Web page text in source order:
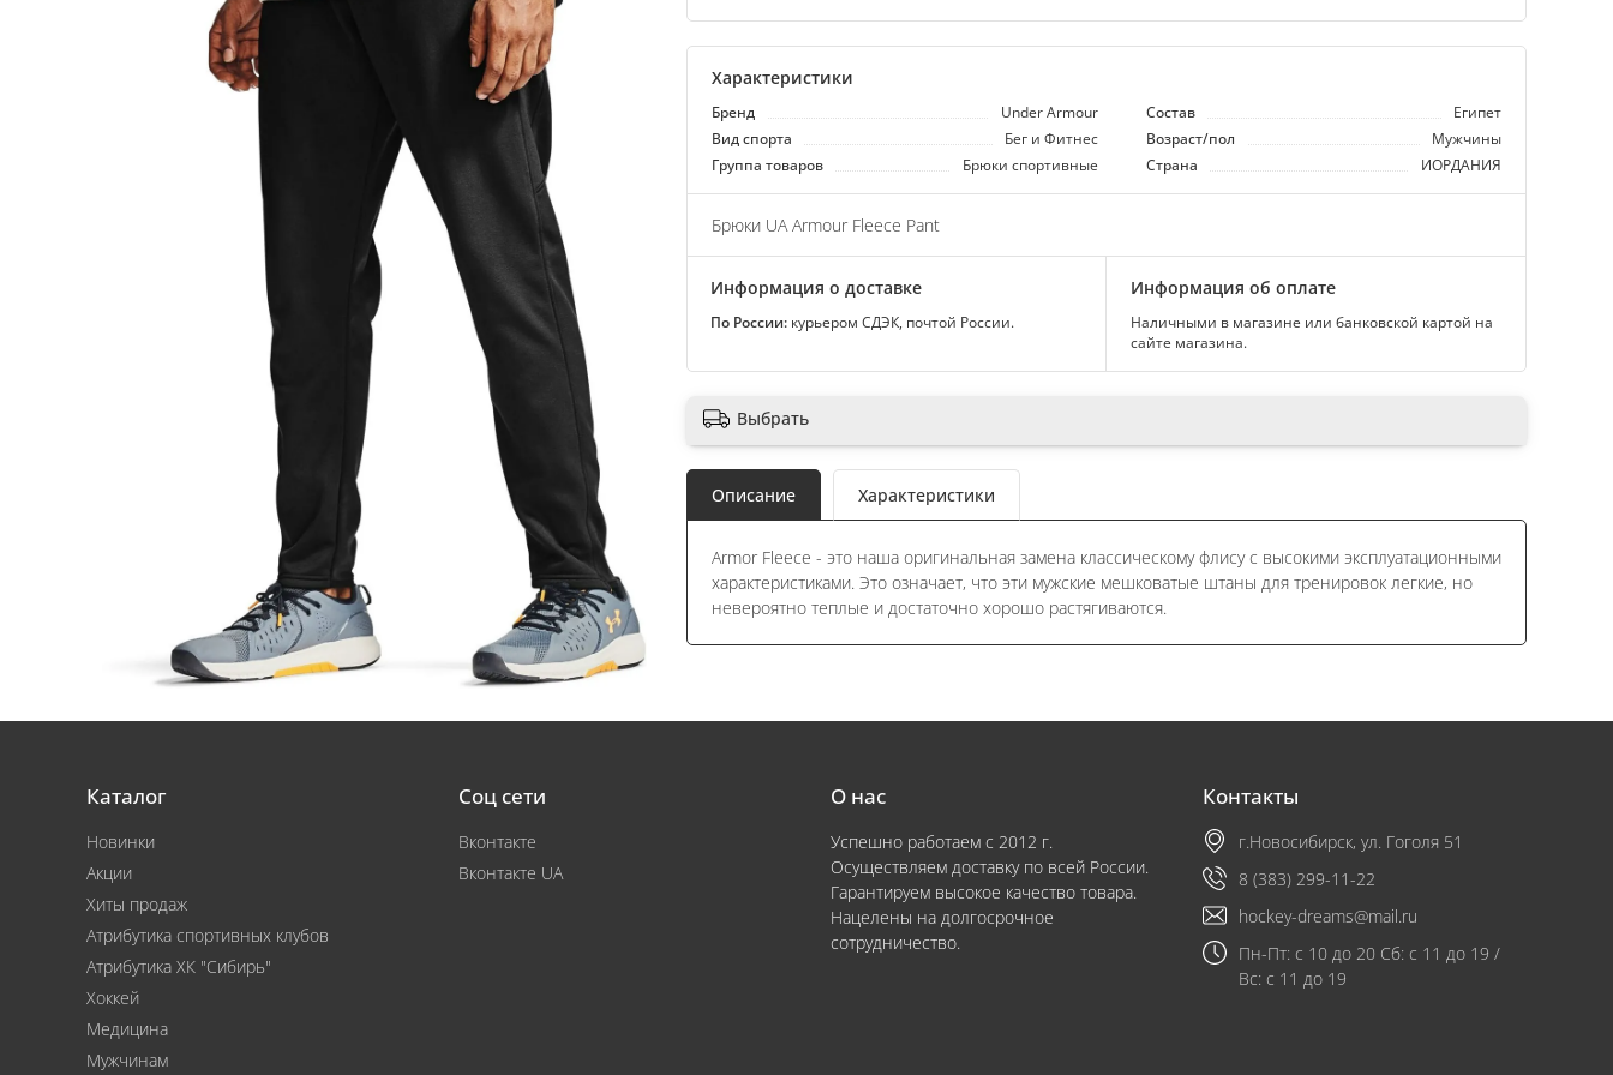
Характеристики
Бренд Under Armour Состав
Египет
Вид спорта
Бег и Фитнес Возраст/пол
Мужчины
Группа товаров
Брюки спортивные Страна ИОРДАНИЯ
Брюки UA Armour Fleece Pant
Информация о доставке
По России: курьером СДЭК, почтой России.
Информация об оплате
Наличными в магазине или банковской картой на
сайте магазина.
Выбрать
Описание Характеристики
Armor Fleece - это наша оригинальная замена классическому флису с высокими эксплуатационными
характеристиками. Это означает, что эти мужские мешковатые штаны для тренировок легкие, но
невероятно теплые и достаточно хорошо растягиваются.
Каталог
Новинки
Акции
Хиты продаж
Атрибутика спортивных клубов
Атрибутика ХК "Сибирь"
Хоккей
Медицина
Мужчинам
Соц сети
Вконтакте
Вконтакте UA
О нас
Успешно работаем с 2012 г.
Осуществляем доставку по всей России.
Гарантируем высокое качество товара.
Нацелены на долгосрочное
сотрудничество.
Контакты
г.Новосибирск, ул. Гоголя 51
8 (383) 299-11-22
hockey-dreams@mail.ru
Пн-Пт: с 10 до 20 Сб: с 11 до 19 /
Вс: с 11 до 19